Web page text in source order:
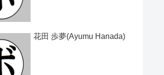
花田 歩夢(Ayumu Hanada)